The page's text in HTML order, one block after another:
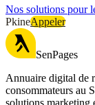
Nos solutions pour
PkineAppeler
SenPages
Annuaire digital de
consommateurs au
solutions marketing